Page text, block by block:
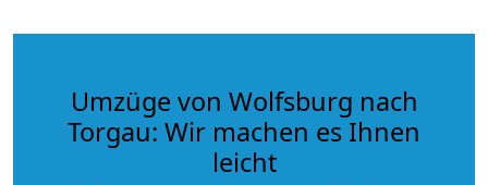
Umzüge von Wolfsburg nach
Torgau: Wir machen es Ihnen
leicht